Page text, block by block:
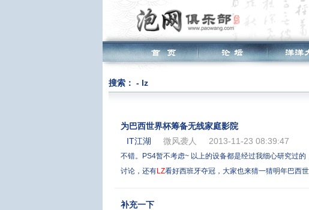
搜索： - lz
为巴西世界杯筹备无线家庭影院
IT江湖
微风袭人 2013-11-23 08:39:47
不错。PS4暂不考虑~ 以上的设备都是经过我细心研究过
讨论，还有LZ看好西班牙夺冠，大家也来猜一猜明年巴西
补充一下